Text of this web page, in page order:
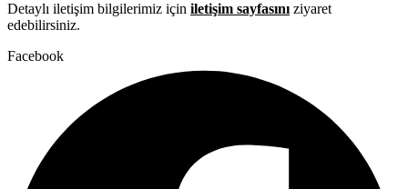
Detaylı iletişim bilgilerimiz için iletişim sayfasını ziyaret
edebilirsiniz.
Facebook